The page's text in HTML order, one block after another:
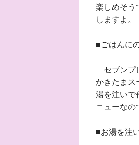
楽しめそう
しますよ。
■ごはんに
セブンプ
かきたまス
湯を注いで
ニューなの
■お湯を注